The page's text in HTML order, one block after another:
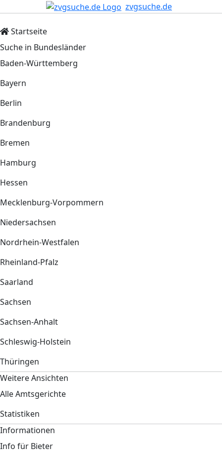
zvgsuche.de
Startseite
Suche in Bundesländer
Baden-Württemberg
Bayern
Berlin
Brandenburg
Bremen
Hamburg
Hessen
Mecklenburg-Vorpommern
Niedersachsen
Nordrhein-Westfalen
Rheinland-Pfalz
Saarland
Sachsen
Sachsen-Anhalt
Schleswig-Holstein
Thüringen
Weitere Ansichten
Alle Amtsgerichte
Statistiken
Informationen
Info für Bieter